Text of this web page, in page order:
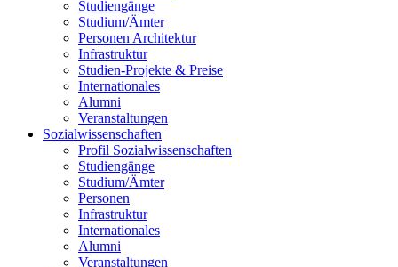
Studiengänge
Studium/Ämter
Personen Architektur
Infrastruktur
Studien-Projekte & Preise
Internationales
Alumni
Veranstaltungen
Sozialwissenschaften
Profil Sozialwissenschaften
Studiengänge
Studium/Ämter
Personen
Infrastruktur
Internationales
Alumni
Veranstaltungen